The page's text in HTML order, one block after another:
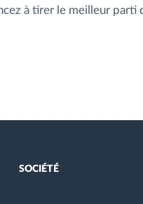
à tirer le meilleur
SOCIÉTÉ